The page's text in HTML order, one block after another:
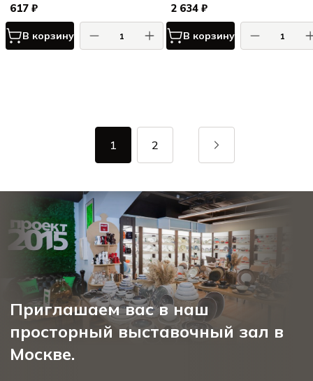
617 ₽
В корзину
2 634 ₽
В корзину
1 2
Приглашаем вас в наш
просторный выставочный зал в
Москве.